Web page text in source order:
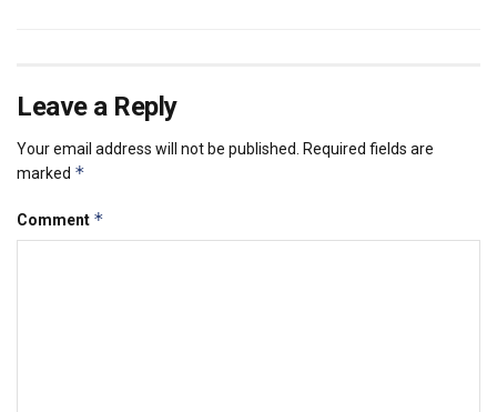
Leave a Reply
Your email address will not be published.
Required fields are
marked *
Comment *